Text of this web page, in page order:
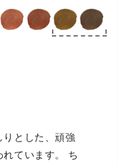
とした、頑強
ています。 ち